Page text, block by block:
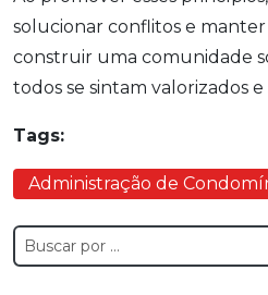
solucionar conflitos e
construir uma comunidade
todos se sintam valorizados e
Tags:
Administração de